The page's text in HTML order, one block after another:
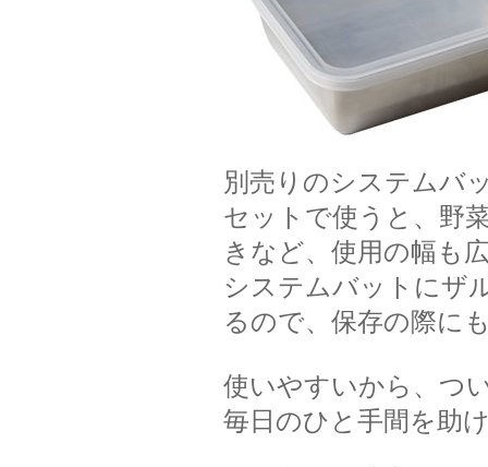
別売りのシステムバ
セットで使うと、野
きなど、使用の幅も
システムバットにザ
るので、保存の際に
使いやすいから、つ
毎日のひと手間を助